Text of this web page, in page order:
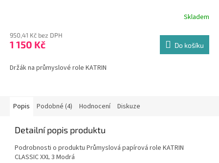
produktu
je
z
Skladem
950,41 Kč bez DPH
1 150 Kč Do košíku
Držák na průmyslové role KATRIN
Popis Podobné (4) Hodnocení Diskuze
Detailní popis produktu
Podrobnosti o produktu Průmyslová papírová role KATRIN
CLASSIC XXL 3 Modrá